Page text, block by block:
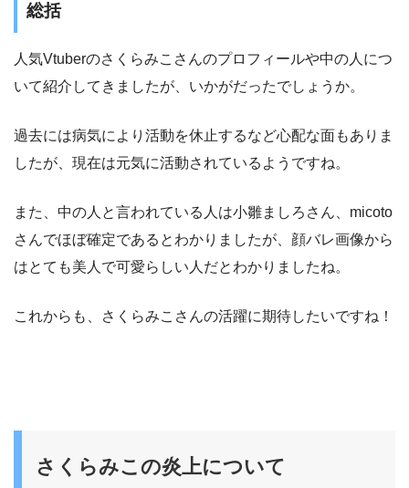
総括
人気Vtuberのさくらみこさんのプロフィールや中の人につ
いて紹介してきましたが、いかがだったでしょうか。
過去には病気により活動を休止するなど心配な面もありま
したが、現在は元気に活動されているようですね。
また、中の人と言われている人は小雛ましろさん、micoto
さんでほぼ確定であるとわかりましたが、顔バレ画像から
はとても美人で可愛らしい人だとわかりましたね。
これからも、さくらみこさんの活躍に期待したいですね！
さくらみこの炎上について